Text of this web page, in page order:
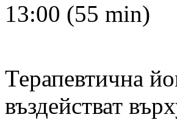
13:00 (55 min)
Терапевтична
въздействат